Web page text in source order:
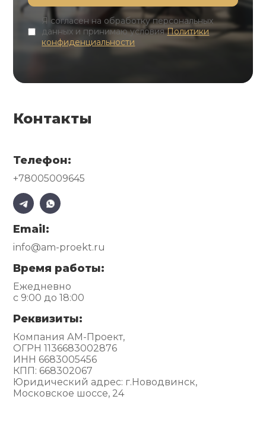
Я согласен на обработку персональных
данных и принимаю условияПолитики
конфиденциальности
Контакты
Телефон:
+78005009645
Email:
info@am-proekt.ru
Время работы:
Ежедневно
с 9:00 до 18:00
Реквизиты:
Компания АМ-Проект,
ОГРН 1136683002876
ИНН 6683005456
КПП: 668302067
Юридический адрес: г.Новодвинск,
Московское шоссе, 24